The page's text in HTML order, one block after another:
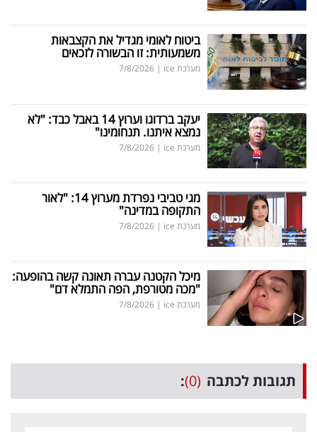
ביטוח לאומי מגדיל את הקצבאות
משמעותית: זו הבשורה לזכאים
מערכת ice |
7/8/2026
יעקב ברדוגו וערוץ 14 באבל כבד: "לא
נמצא איתנו. תנחומינו"
מערכת ice |
7/8/2026
מגי טביבי נפרדת מערוץ 14: "לאור
התקופה במדינה"
מערכת ice |
7/8/2026
מיכל הקטנה עברה תאונה קשה בהופעה:
"מכה מטורפת, הפה התמלא דם"
מערכת ice |
7/8/2026
תגובות לכתבה (0)
: